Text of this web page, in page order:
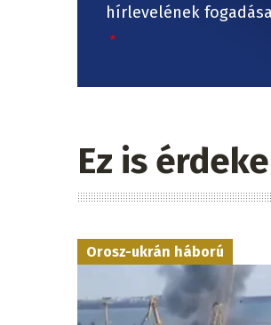
hírlevelének
Ez is
Orosz-ukrán háború